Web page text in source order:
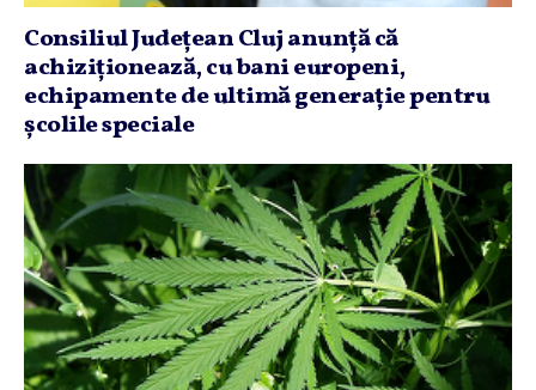
Consiliul Judeţean Cluj anunţă că
achiziţionează, cu bani europeni,
echipamente de ultimă generaţie pentru
şcolile speciale